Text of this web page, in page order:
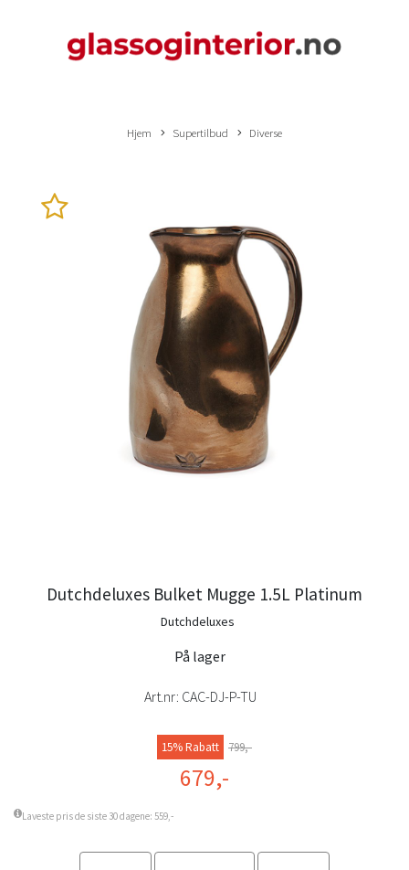
Hjem Supertilbud Diverse
Dutchdeluxes Bulket Mugge 1.5L Platinum
Dutchdeluxes
På lager
Art.nr: CAC-DJ-P-TU
15% Rabatt 799,-
679,-
Laveste pris de siste 30 dagene: 559,-